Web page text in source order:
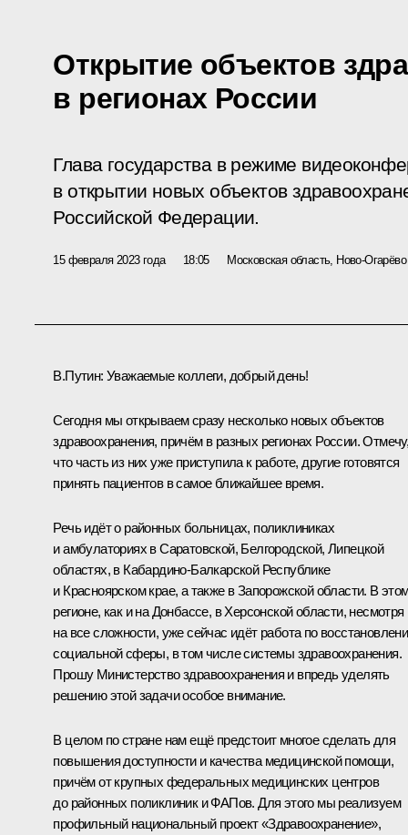
Открытие объектов
в регионах России
Глава государства в режиме
в открытии новых объектов
Российской Федерации.
15 февраля 2023 года 18:05 Московская область, Ново-Огарёво
В.Путин: Уважаемые коллеги, добрый день!
Сегодня мы открываем сразу несколько новых объектов
здравоохранения, причём в разных регионах России.
что часть из них уже приступила к работе, другие готовятся
принять пациентов в самое ближайшее время.
Речь идёт о районных больницах, поликлиниках
и амбулаториях в Саратовской, Белгородской, Липецкой
областях, в Кабардино-Балкарской Республике
и Красноярском крае, а также в Запорожской области. В
регионе, как и на Донбассе, в Херсонской области, несмотря
на все сложности, уже сейчас идёт работа по
социальной сферы, в том числе системы здравоохранения.
Прошу Министерство здравоохранения и впредь уделять
решению этой задачи особое внимание.
В целом по стране нам ещё предстоит многое сделать для
повышения доступности и качества медицинской помощи,
причём от крупных федеральных медицинских центров
до районных поликлиник и ФАПов. Для этого мы реализуем
профильный национальный проект «Здравоохранение»,